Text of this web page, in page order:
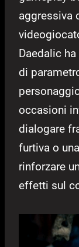
aggressiva
Daedalic
di
occasioni
dialogare
furtiva o
rinforzare
effetti sul